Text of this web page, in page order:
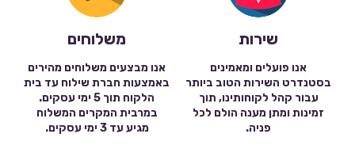
שירות
אנו פועלים ומאמינים
בסטנדרט השירות הטוב ביותר
עבור קהל לקוחותינו, תוך
זמינות ומתן מענה הולם לכל
פניה.
משלוחים
אנו מבצעים משלוחים מהירים
באמצעות חברת שילוח עד בית
הלקוח תוך 5 ימי עסקים.
במרבית המקרים המשלוח
מגיע עד 3 ימי עסקים.